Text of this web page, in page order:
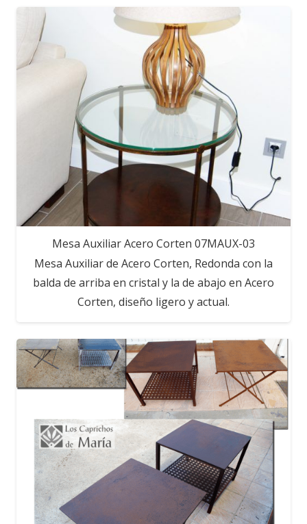
Mesa Auxiliar Acero Corten 07MAUX-03
Mesa Auxiliar de Acero Corten, Redonda con la
balda de arriba en cristal y la de abajo en Acero
Corten, diseño ligero y actual.